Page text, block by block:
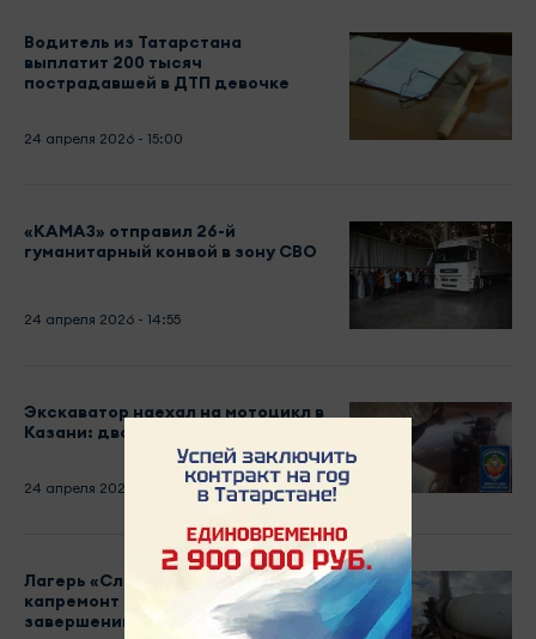
Водитель из Татарстана
выплатит 200 тысяч
пострадавшей в ДТП девочке
24 апреля 2026 - 15:00
«КАМАЗ» отправил 26-й
гуманитарный конвой в зону СВО
24 апреля 2026 - 14:55
Экскаватор наехал на мотоцикл в
Казани: двое в больнице
24 апреля 2026 - 14:13
Лагерь «Следопыт» обновляется:
капремонт близится к
завершению